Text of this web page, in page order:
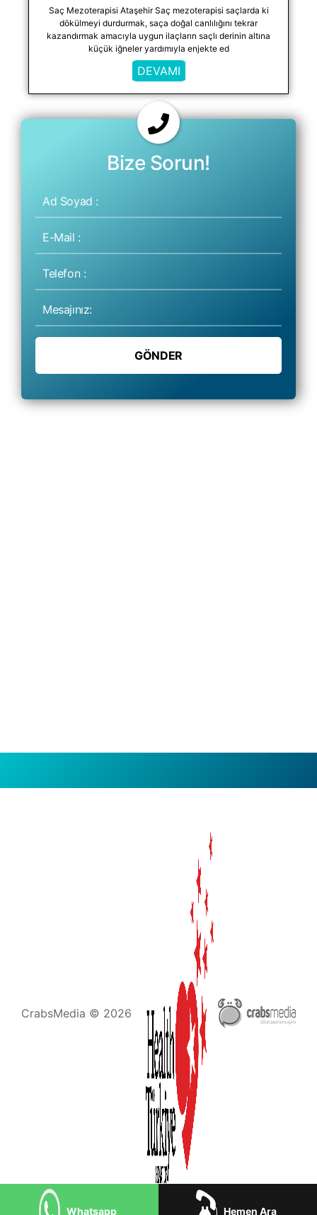
Whatsapp Hemen Ara
Saç Mezoterapisi Ataşehir Saç mezoterapisi saçlarda ki
dökülmeyi durdurmak, saça doğal canlılığını tekrar
kazandırmak amacıyla uygun ilaçların saçlı derinin altına
küçük iğneler yardımıyla enjekte ed
DEVAMI
Bize Sorun!
CrabsMedia © 2026